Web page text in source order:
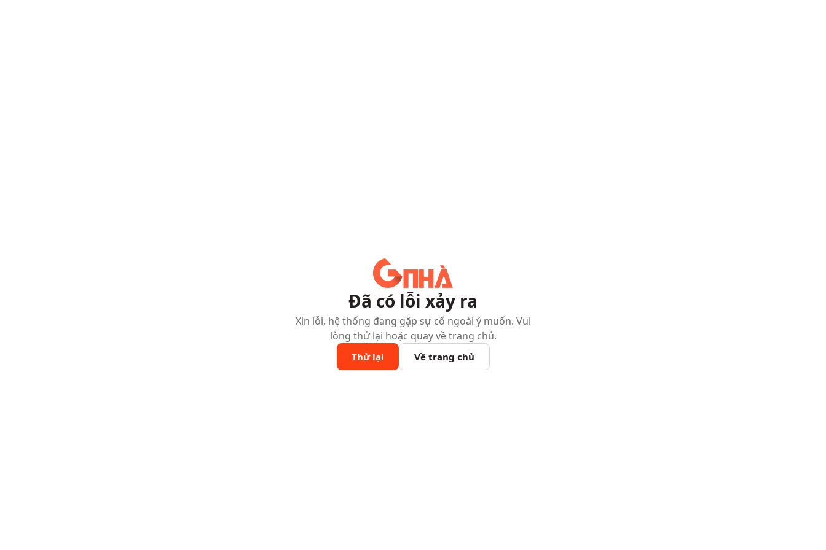
Đã có lỗi xảy ra
Xin lỗi, hệ thống đang gặp sự cố ngoài ý muốn. Vui
lòng thử lại hoặc quay về trang chủ.
Thử lại Về trang chủ